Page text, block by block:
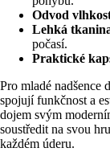
Odvod
Lehká
počasí.
Praktické
Pro mladé nadšence
spojují funkčnost a
dojem svým
soustředit na svou
každém úderu.